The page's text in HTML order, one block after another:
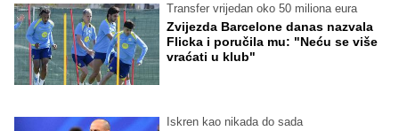
Transfer vrijedan oko 50 miliona eura
Zvijezda Barcelone danas nazvala
Flicka i poručila mu: "Neću se više
vraćati u klub"
Iskren kao nikada do sada